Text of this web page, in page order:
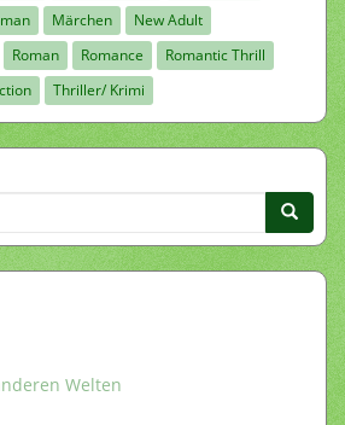
Märchen
New Adult
Roman Romance
Romantic Thrill
Thriller/ Krimi
Welten